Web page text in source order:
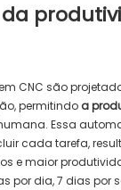
CNC são
permitindo a
Essa
cada tarefa,
e maior
por dia, 7 dias por